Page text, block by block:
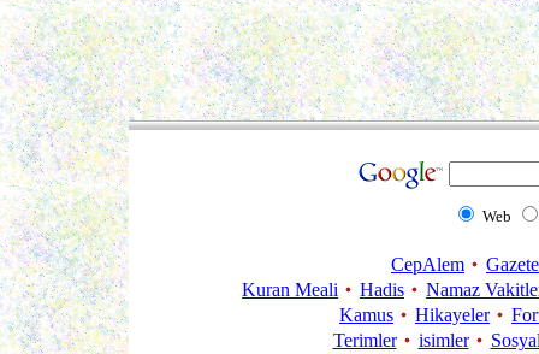
Web
CepAlem
Kuran Meali
Hadis
Namaz
Kamus
Hikayeler
Terimler
isimler